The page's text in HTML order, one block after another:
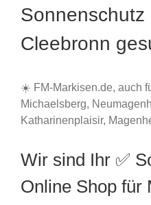
Cleebronn
☀️ FM-Markisen.de, auch
Michaelsberg,
Katharinenplaisir,
Wir sind Ihr ✅
Online Shop für